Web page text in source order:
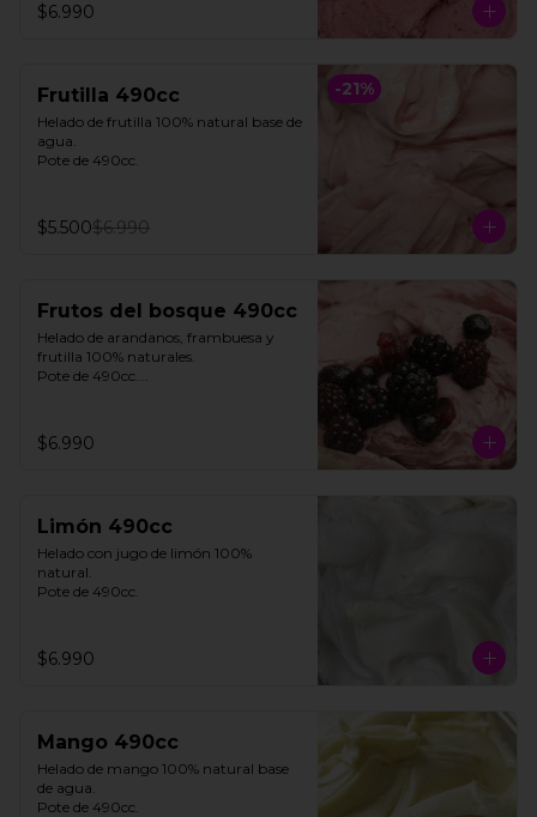
$6.990
-21%
Frutilla 490cc
Helado de frutilla 100% natural base de
agua.
Pote de 490cc.
$5.500$6.990
Frutos del bosque 490cc
Helado de arandanos, frambuesa y
frutilla 100% naturales.
Pote de 490cc.
$6.990
Limón 490cc
Helado con jugo de limón 100%
natural.
Pote de 490cc.
$6.990
Mango 490cc
Helado de mango 100% natural base
de agua.
Pote de 490cc.